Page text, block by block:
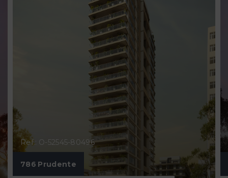
Ref.: O-52545-80496
786 Prudente